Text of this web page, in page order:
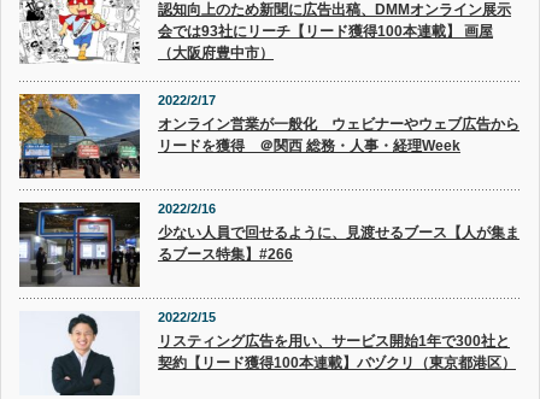
認知向上のため新聞に広告出稿、DMMオンライン展示
会では93社にリーチ【リード獲得100本連載】 画屋
（大阪府豊中市）
2022/2/17
オンライン営業が一般化 ウェビナーやウェブ広告から
リードを獲得 ＠関西 総務・人事・経理Week
2022/2/16
少ない人員で回せるように、見渡せるブース【人が集ま
るブース特集】#266
2022/2/15
リスティング広告を用い、サービス開始1年で300社と
契約【リード獲得100本連載】バヅクリ（東京都港区）